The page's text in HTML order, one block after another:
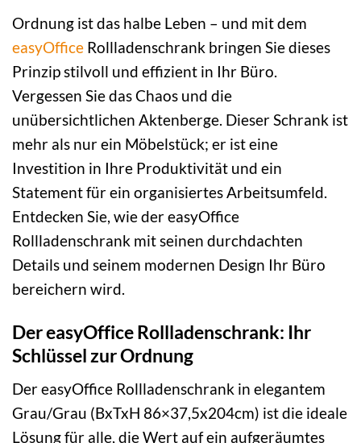
Ordnung ist das halbe Leben – und mit dem
easyOffice Rollladenschrank bringen Sie dieses
Prinzip stilvoll und effizient in Ihr Büro.
Vergessen Sie das Chaos und die
unübersichtlichen Aktenberge. Dieser Schrank ist
mehr als nur ein Möbelstück; er ist eine
Investition in Ihre Produktivität und ein
Statement für ein organisiertes Arbeitsumfeld.
Entdecken Sie, wie der easyOffice
Rollladenschrank mit seinen durchdachten
Details und seinem modernen Design Ihr Büro
bereichern wird.
Der easyOffice Rollladenschrank: Ihr
Schlüssel zur Ordnung
Der easyOffice Rollladenschrank in elegantem
Grau/Grau (BxTxH 86×37,5x204cm) ist die ideale
Lösung für alle, die Wert auf ein aufgeräumtes